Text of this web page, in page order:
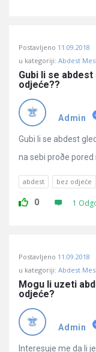
Postavljeno 11.09.2018
u kategoriji: Abdest
Gubi li se
odjeće??
Admin
Gubi li se abdest
na sebi proðe pored
abdest bez odjeće
0 1
Postavljeno 11.09.2018
u kategoriji: Abdest
Mogu li uzeti
odjeće?
Admin
Interesuje me da li